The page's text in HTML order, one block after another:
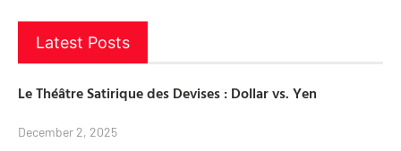
Latest Posts
Le Théâtre Satirique des Devises : Dollar vs. Yen
December 2, 2025